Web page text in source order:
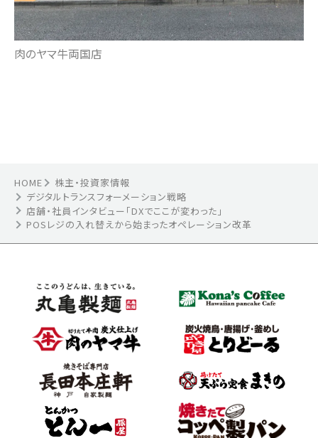
肉のヤマ牛両国店
HOME
株主・投資家情報
デジタルトランスフォーメーション戦略
店舗・社員インタビュー「DXでここが変わった」
POSレジの入れ替えから始まったオペレーション改革